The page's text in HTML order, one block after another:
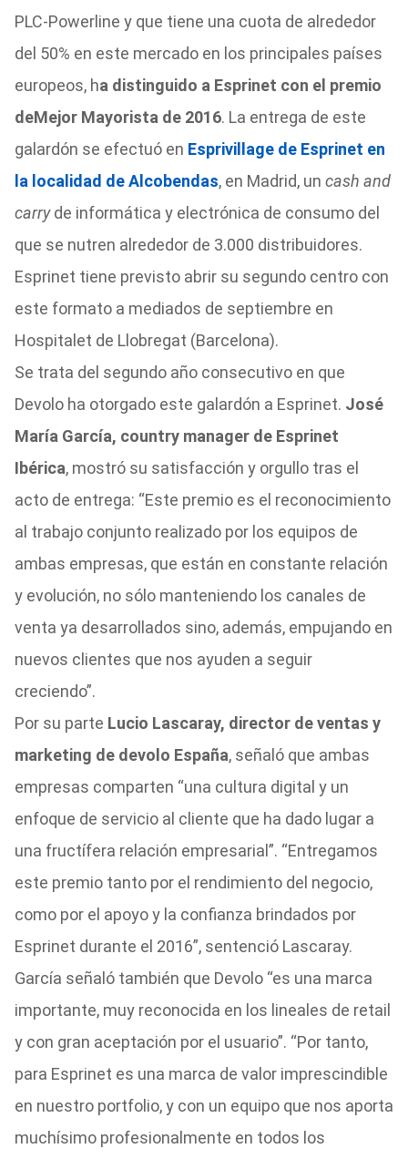
PLC-Powerline y que tiene una cuota de alrededor
del 50% en este mercado en los principales países
europeos, ha distinguido a Esprinet con el premio
deMejor Mayorista de 2016. La entrega de este
galardón se efectuó en Esprivillage de Esprinet en
la localidad de Alcobendas, en Madrid, un cash and
carryde informática y electrónica de consumo del
que se nutren alrededor de 3.000 distribuidores.
Esprinet tiene previsto abrir su segundo centro con
este formato a mediados de septiembre en
Hospitalet de Llobregat (Barcelona).
Se trata del segundo año consecutivo en que
Devolo ha otorgado este galardón a Esprinet. José
María García, country manager de Esprinet
Ibérica, mostró su satisfacción y orgullo tras el
acto de entrega: “Este premio es el reconocimiento
al trabajo conjunto realizado por los equipos de
ambas empresas, que están en constante relación
y evolución, no sólo manteniendo los canales de
venta ya desarrollados sino, además, empujando en
nuevos clientes que nos ayuden a seguir
creciendo”.
Por su parte Lucio Lascaray, director de ventas y
marketing de devolo España, señaló que ambas
empresas comparten “una cultura digital y un
enfoque de servicio al cliente que ha dado lugar a
una fructífera relación empresarial”. “Entregamos
este premio tanto por el rendimiento del negocio,
como por el apoyo y la confianza brindados por
Esprinet durante el 2016”, sentenció Lascaray.
García señaló también que Devolo “es una marca
importante, muy reconocida en los lineales de retail
y con gran aceptación por el usuario”. “Por tanto,
para Esprinet es una marca de valor imprescindible
en nuestro portfolio, y con un equipo que nos aporta
muchísimo profesionalmente en todos los